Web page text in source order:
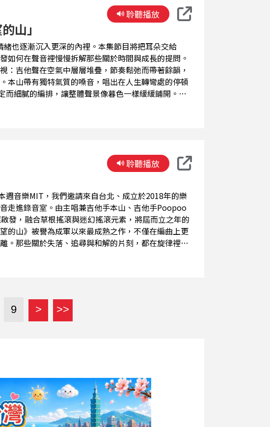
山」
也逐漸沉入更深的內裡。本集節目將把耳朵交給
如何在聲音裡慢慢拆解那些關於時間與成長的提問。
：吉他聲在空氣中層層堆疊，節奏鬆弛而帶著餘韻，
本山帶有獨特氣質的嗓音，唱出在人生轉彎處的停頓
細膩的編排，讓整體聲景像暮色一樣緩緩鋪開。這
聆聽播放
週音樂MIT，我們邀請來自台北、成立於2018年的樂
走進錄音室。由主唱兼吉他手本山、吉他手Poopoo
發，融合草根搖滾與迷幻搖滾元素，將屆而立之年的
的山》被譽為成軍以來最成熟之作，不僅在編曲上更
。那些關於失落、追尋與和解的片刻，都在旋律裡緩
聆聽播放
9 > >>